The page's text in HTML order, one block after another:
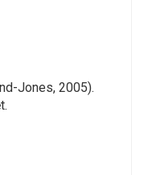
Jones, 2005).